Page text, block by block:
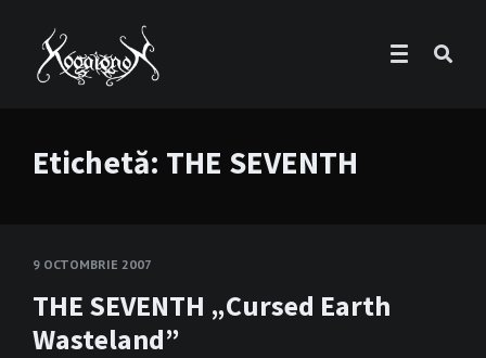
Etichetă: THE SEVENTH
9 OCTOMBRIE 2007
THE SEVENTH „Cursed Earth
Wasteland”